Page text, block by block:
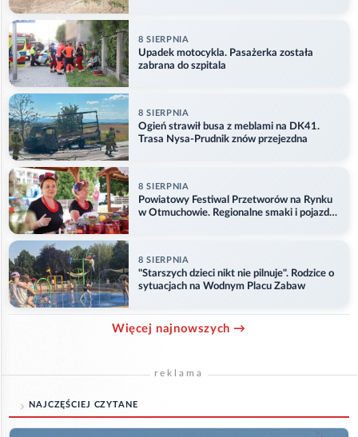
8 SIERPNIA
Upadek motocykla. Pasażerka została
zabrana do szpitala
8 SIERPNIA
Ogień strawił busa z meblami na DK41.
Trasa Nysa-Prudnik znów przejezdna
8 SIERPNIA
Powiatowy Festiwal Przetworów na Rynku
w Otmuchowie. Regionalne smaki i pojazdy
8 SIERPNIA
"Starszych dzieci nikt nie pilnuje". Rodzice o
sytuacjach na Wodnym Placu Zabaw
Więcej najnowszych →
reklama
NAJCZĘŚCIEJ CZYTANE